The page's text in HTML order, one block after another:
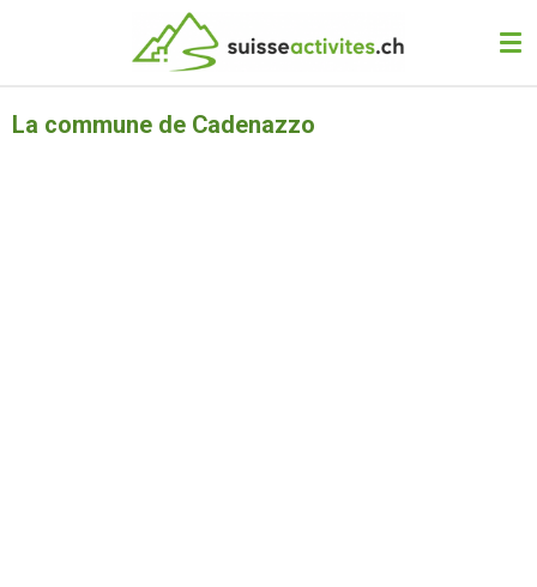
principal
La commune de Cadenazzo